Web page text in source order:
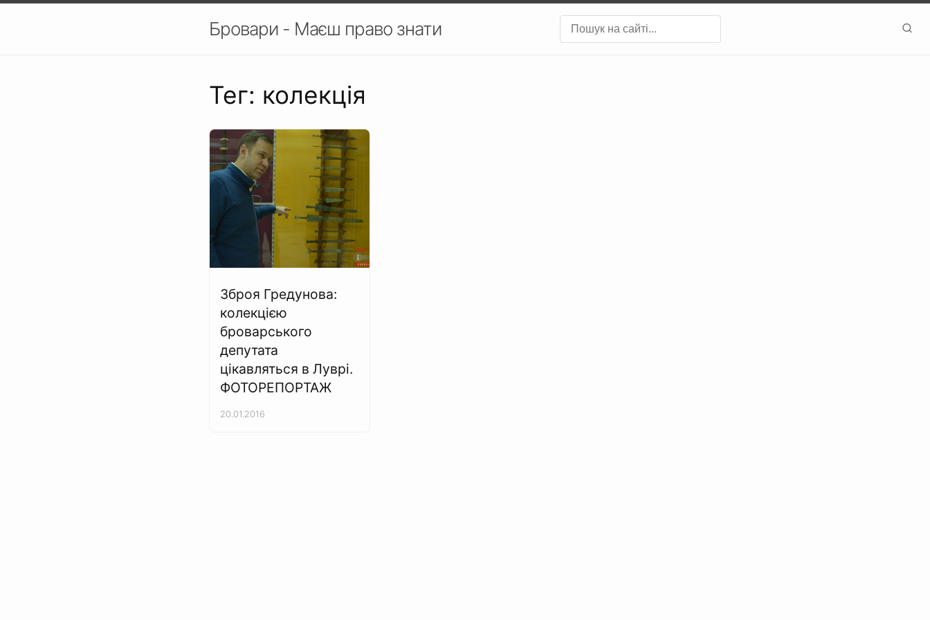
Бровари - Маєш право знати
Тег: колекція
Зброя Гредунова:
колекцією
броварського
депутата
цікавляться в Луврі.
ФОТОРЕПОРТАЖ
20.01.2016